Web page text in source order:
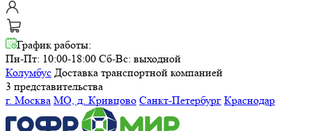
График работы:
Пн-Пт: 10:00-18:00 Сб-Вс: выходной
Колумбус Доставка транспортной компанией
3 представительства
г. Москва МО, д. Кривцово Санкт-Петербург Краснодар